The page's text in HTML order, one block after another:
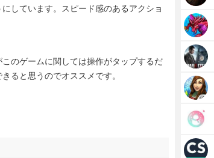
しています。スピード感のあるアクショ
のゲームに関しては操作がタップするだ
ると思うのでオススメです。